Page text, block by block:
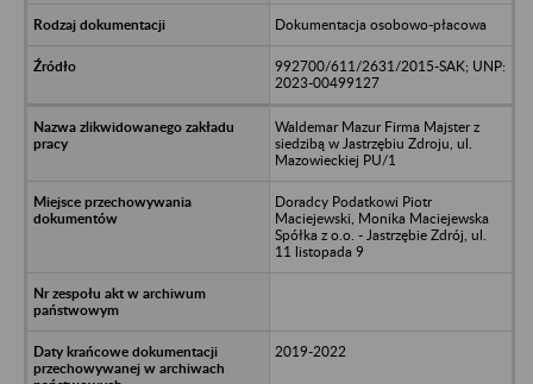
Dokumentacja osobowo-płacowa
992700/611/2631/2015-SAK; UNP:
2023-00499127
Waldemar Mazur Firma Majster z
siedzibą w Jastrzębiu Zdroju, ul.
Mazowieckiej PU/1
Doradcy Podatkowi Piotr
Maciejewski, Monika Maciejewska
Spółka z o.o. - Jastrzębie Zdrój, ul.
11 listopada 9
2019-2022